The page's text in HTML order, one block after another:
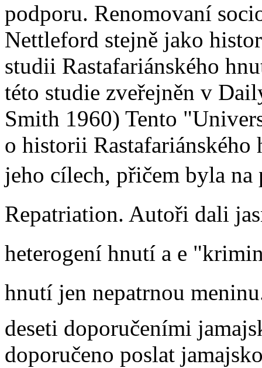
podporu. Renomovaní
Nettleford stejně jako
studii Rastafariánského
této studie zveřejněn v
Smith 1960) Tento
o historii
jeho cílech, přičem byla
Repatriation. Autoři dali
heterogení hnutí a e
hnutí jen nepatrnou
deseti doporučeními
doporučeno poslat